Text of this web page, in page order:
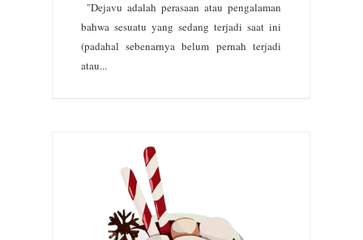
"Dejavu adalah perasaan atau pengalaman
bahwa sesuatu yang sedang terjadi saat ini
(padahal sebenarnya belum pernah terjadi
atau...